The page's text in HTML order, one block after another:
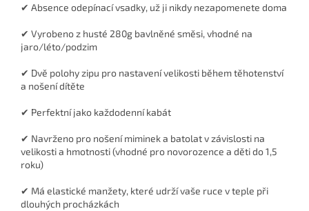
✔ Absence odepínací vsadky, už ji nikdy nezapomenete doma
✔ Vyrobeno z husté 280g bavlněné směsi, vhodné na
jaro/léto/podzim
✔ Dvě polohy zipu pro nastavení velikosti během těhotenství
a nošení dítěte
✔ Perfektní jako každodenní kabát
✔ Navrženo pro nošení miminek a batolat v závislosti na
velikosti a hmotnosti (vhodné pro novorozence a děti do 1,5
roku)
✔ Má elastické manžety, které udrží vaše ruce v teple při
dlouhých procházkách